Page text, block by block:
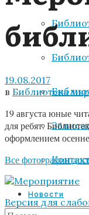
Новости
19.08.2017
в Библиотека
19 августа юные
для ребят.
оформлением
Все фотографии
Версия для